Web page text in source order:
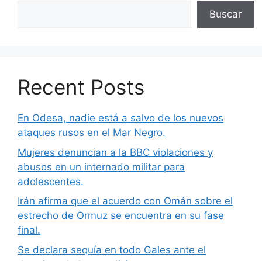
Buscar
Recent Posts
En Odesa, nadie está a salvo de los nuevos
ataques rusos en el Mar Negro.
Mujeres denuncian a la BBC violaciones y
abusos en un internado militar para
adolescentes.
Irán afirma que el acuerdo con Omán sobre el
estrecho de Ormuz se encuentra en su fase
final.
Se declara sequía en todo Gales ante el